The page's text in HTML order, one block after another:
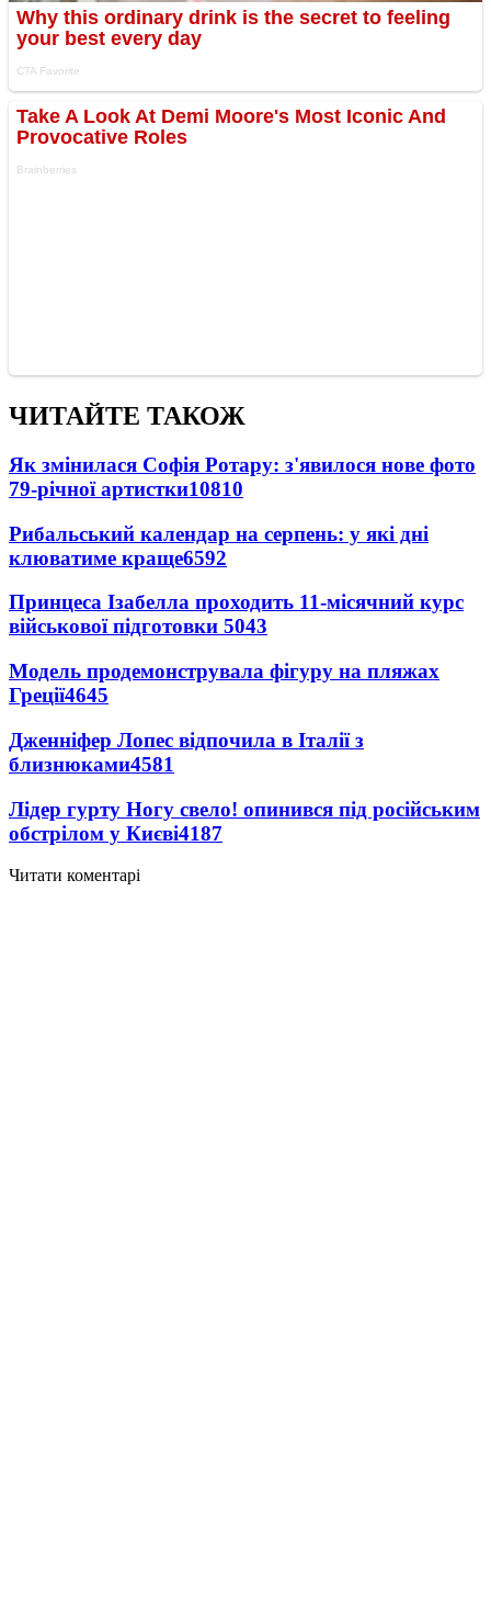
ЧИТАЙТЕ ТАКОЖ
Як змінилася Софія Ротару: з'явилося нове фото
79-річної артистки10810
Рибальський календар на серпень: у які дні
клюватиме краще6592
Принцеса Ізабелла проходить 11-місячний курс
військової підготовки 5043
Модель продемонструвала фігуру на пляжах
Греції4645
Дженніфер Лопес відпочила в Італії з
близнюками4581
Лідер гурту Ногу свело! опинився під російським
обстрілом у Києві4187
Читати коментарі